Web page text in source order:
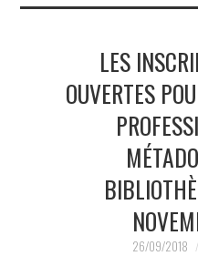
QUI SOMMES-NOUS ?
JOURNÉES D’ÉTUDE
LES
OUVERTES
26/09/2018